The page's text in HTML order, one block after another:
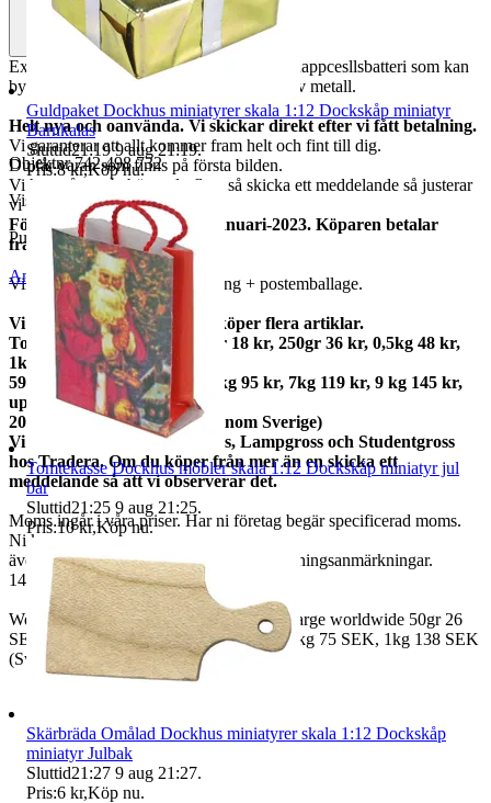
Extra hög ca 15 cm. Drivs med CR927 knappcesllsbatteri som kan
bytas ut (ingår). Sitter i foten. Tillverkad av metall.
Helt nya och oanvända. Vi skickar direkt efter vi fått betalning.
Vi garanterar att allt kommer fram helt och fint till dig.
Du får varan som finns på första bilden.
Vi har många, behöver du flera så skicka ett meddelande så justerar
vi annonsen.
Förlängt öppet köp tom 15 januari-2023. Köparen betalar
frakter.
Vikt ca 26 gram med förpackning + postemballage.
Vi samfraktar gärna om du köper flera artiklar.
Total frakt: 50gr 13 kr, 100gr 18 kr, 250gr 36 kr, 0,5kg 48 kr,
1kg
59kr, 2kg 73 kr, 3kg 79 kr, 5kg 95 kr, 7kg 119 kr, 9 kg 145 kr,
upp till
20kg 159 kr (priserna gäller inom Sverige)
Vi samfraktar med Fyndgross, Lampgross och Studentgross
hos Tradera. Om du köper från mer än en skicka ett
meddelande så att vi observerar det.
Moms ingår i våra priser. Har ni företag begär specificerad moms.
Ni kan
även fråga om faktura om ni inte har betalningsanmärkningar.
14 dagars full returrätt vid oanvänd vara.
We also ship aboad worldwide. Freightcharge worldwide 50gr 26
SEK, 100 gr 31 SEK, 250gr 64 SEK, 0,5kg 75 SEK, 1kg 138 SEK
(Swedish crown worldwide price freight)
Objektnr 742 498 732
Visningar
34
Publicerad 28 jul 21:48
Anmäl Sälj liknande
Guldpaket Dockhus miniatyrer skala 1:12 Dockskåp miniatyr
Barnkalas
Sluttid21:19 9 aug 21:19.
Pris:8 kr,Köp nu.
Tomtekasse Dockhus möbler skala 1:12 Dockskåp miniatyr jul
bar
Sluttid21:25 9 aug 21:25.
Pris:10 kr,Köp nu.
Skärbräda Omålad Dockhus miniatyrer skala 1:12 Dockskåp
miniatyr Julbak
Sluttid21:27 9 aug 21:27.
Pris:6 kr,Köp nu.